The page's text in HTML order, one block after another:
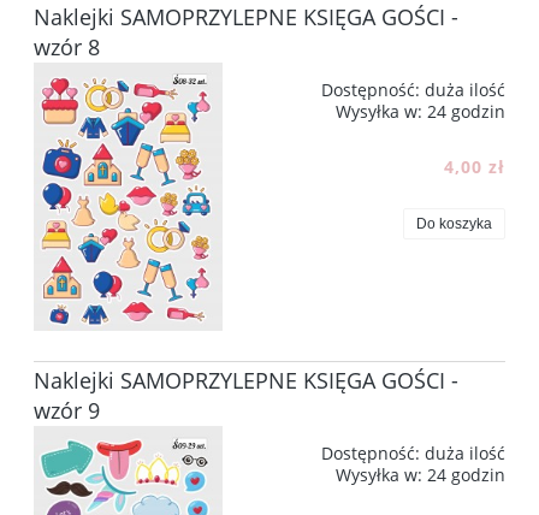
Naklejki SAMOPRZYLEPNE KSIĘGA GOŚCI -
wzór 8
Dostępność: duża ilość
Wysyłka w: 24 godzin
4,00 zł
Do koszyka
Naklejki SAMOPRZYLEPNE KSIĘGA GOŚCI -
wzór 9
Dostępność: duża ilość
Wysyłka w: 24 godzin